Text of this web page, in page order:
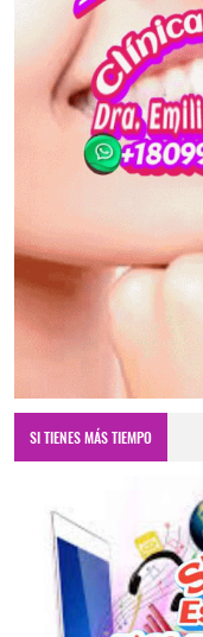
SI TIENES MÁS TIEMPO